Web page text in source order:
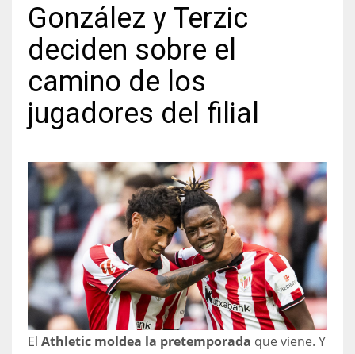
3
ATL
24
IND
34
González y Terzic
deciden sobre el
camino de los
jugadores del filial
El Athletic moldea la pretemporada que viene. Y